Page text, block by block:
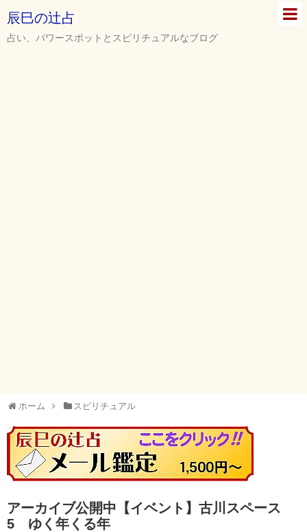
辰巳の辻占
占い、パワースポットとスピリチュアルなブログ
ホーム スピリチュアル
アーカイブ公開中【イベント】古川スペース
5 ゆく年くる年